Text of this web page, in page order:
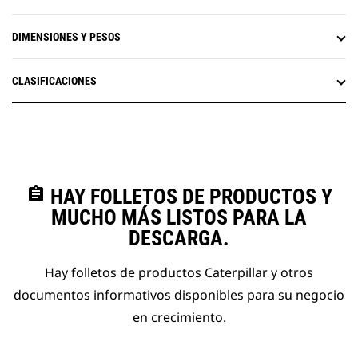
DIMENSIONES Y PESOS
CLASIFICACIONES
assignment HAY FOLLETOS DE PRODUCTOS Y
MUCHO MÁS LISTOS PARA LA
DESCARGA.
Hay folletos de productos Caterpillar y otros
documentos informativos disponibles para su negocio
en crecimiento.